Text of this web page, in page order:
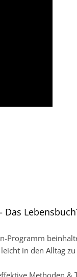
Das
Programm
in den Alltag
Methoden &